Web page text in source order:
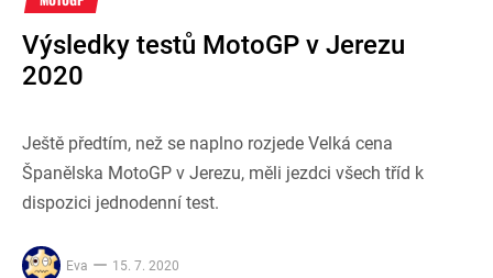
Výsledky testů MotoGP v Jerezu
2020
Ještě předtím, než se naplno rozjede Velká cena
Španělska MotoGP v Jerezu, měli jezdci všech tříd k
dispozici jednodenní test.
Eva 15. 7. 2020